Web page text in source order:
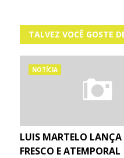
TALVEZ VOCÊ GOSTE
NOTÍCIA
LUIS MARTELO LANÇA
FRESCO E ATEMPORAL